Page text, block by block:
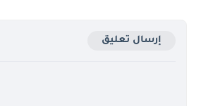
إرسال تعليق